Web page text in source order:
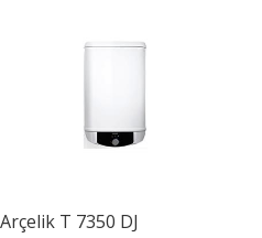
Arçelik T 7350 DJ